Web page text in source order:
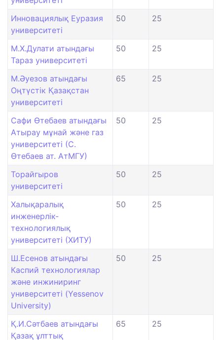
Инновациялық Еуразия
университеті
50 25
М.Х.Дулати атындағы
Тараз университеті
50 25
М.Әуезов атындағы
Оңтүстік Қазақстан
университеті
65 25
Сафи Өтебаев атындағы
Атырау мұнай және газ
университеті (С.
Өтебаев ат. АтМГУ)
50 25
Торайгыров
университеті
50 25
Халықаралық
инженерлік-
технологиялық
университеті (ХИТУ)
50 25
Ш.Есенов атындағы
Каспий технологиялар
және инжиниринг
университеті (Yessenov
University)
50 25
Қ.И.Сәтбаев атындағы
Қазақ ұлттық
65 25